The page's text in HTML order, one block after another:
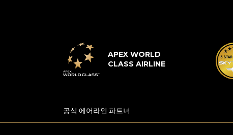
APEX WORLD
CLASS AIRLINE
공식 에어라인 파트너